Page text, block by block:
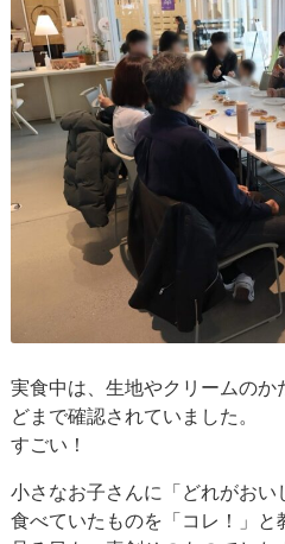
実食中は、生地やクリームのか
どまで確認されていました。
すごい！
小さなお子さんに「どれがお
食べていたものを「コレ！」と